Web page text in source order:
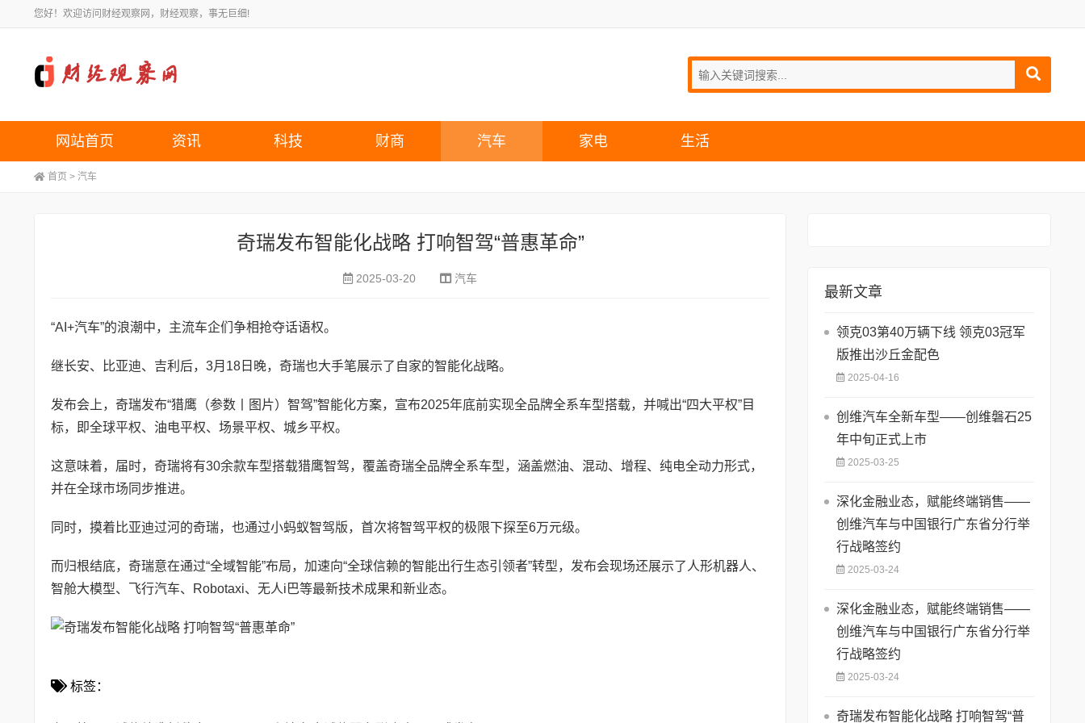
您好！欢迎访问财经观察网，财经观察，事无巨细!
网站首页 资讯 科技 财商 汽车 家电 生活
首页 > 汽车
奇瑞发布智能化战略 打响智驾“普惠革命”
2025-03-20 汽车
“AI+汽车”的浪潮中，主流车企们争相抢夺话语权。
继长安、比亚迪、吉利后，3月18日晚，奇瑞也大手笔展示了自家的智能化战略。
发布会上，奇瑞发布“猎鹰（参数丨图片）智驾”智能化方案，宣布2025年底前实现全品牌全系车型搭载，并喊出“四大平权”目
标，即全球平权、油电平权、场景平权、城乡平权。
这意味着，届时，奇瑞将有30余款车型搭载猎鹰智驾，覆盖奇瑞全品牌全系车型，涵盖燃油、混动、增程、纯电全动力形式，
并在全球市场同步推进。
同时，摸着比亚迪过河的奇瑞，也通过小蚂蚁智驾版，首次将智驾平权的极限下探至6万元级。
而归根结底，奇瑞意在通过“全域智能”布局，加速向“全球信赖的智能出行生态引领者”转型，发布会现场还展示了人形机器人、
智舱大模型、飞行汽车、Robotaxi、无人i巴等最新技术成果和新业态。
标签：
最新文章
领克03第40万辆下线 领克03冠军
版推出沙丘金配色
2025-04-16
创维汽车全新车型——创维磐石25
年中旬正式上市
2025-03-25
深化金融业态，赋能终端销售——
创维汽车与中国银行广东省分行举
行战略签约
2025-03-24
深化金融业态，赋能终端销售——
创维汽车与中国银行广东省分行举
行战略签约
2025-03-24
奇瑞发布智能化战略 打响智驾“普